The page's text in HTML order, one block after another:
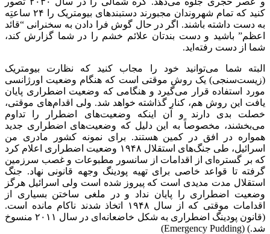
کنید که تمام شهروندان مجبورند دستبندهای بیومتریک را ۲۴ ساعتِه
به دست داشته باشند. اگر در حال گوش فرا دادن به سخنرانی “قائد
اعظم” باشید و دست بندتان علائم خشم را در شما گزارش کند،
شما از دست رفته‌اید.
البته شما می‌توانید خود را مجاب کنید که نظارت بیومتریک
(زیست‌سنجی) یک روش موقتی است که هنگام وضعیت اورژانسی
مورد استفاده قرار می‌گیرد و هنگامی که وضعیت اضطراری پایان
یافت این روش هم، کنار گذاشته خواهد شد. ولی اقدام‌های موقتی،
خصلت بدی دارند و آن اینکه وضعیت‌های اضطرار را تداوم
می‌بخشند، مخصوصاً به این دلیل که وضعیت‌های اضطراری جدید
همواره در افق در کمین هستند. برای نمونه کشور مادری من
اسرائیل، طی جنگ‌های استقلال ۱۹۴۸ وضعیت اضطراری اعلام کرد
که بر گستره‌ای از اقدامات از سانسور مطبوعات و غصب سرزمین
گرفته تا قواعد خاصی برای تهیه پودینگ وجهه قانونی نهاد. جنگ
استقلال مدت مدیدی است که پیروز شده است ولی اسرائیل هرگز
وضعیت اضطراری را پایان نداد و در ملغی ساختن بسیاری از
اقدامات موقتی که از سال ۱۹۴۸ اتخاذ شدند ناکام مانده است.
(قانون پودینگ اضطراری به شکل خاضعانه‌ای در سال ۲۰۱۱ منسوخ
شد.) (Emergency Pudding)